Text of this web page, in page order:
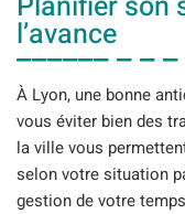
l’avance
À Lyon, une bonne
vous éviter bien des
la ville vous
selon votre situation
gestion de votre